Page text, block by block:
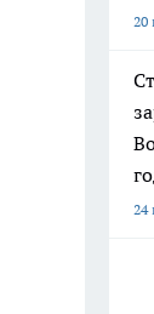
20
24